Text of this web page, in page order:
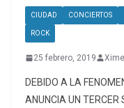
CIUDAD CONCIERTOS
ROCK
25 febrero, 2019
DEBIDO A LA
ANUNCIA UN TERCER